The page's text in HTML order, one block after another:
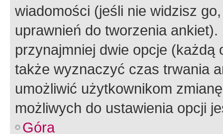
wiadomości (jeśli nie widzisz
uprawnień do tworzenia
przynajmniej dwie opcje
także wyznaczyć czas trwania
umożliwić użytkownikom
możliwych do ustawienia opcji
Góra